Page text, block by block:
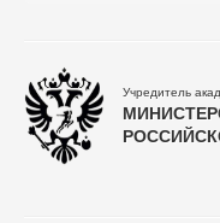
Учредитель